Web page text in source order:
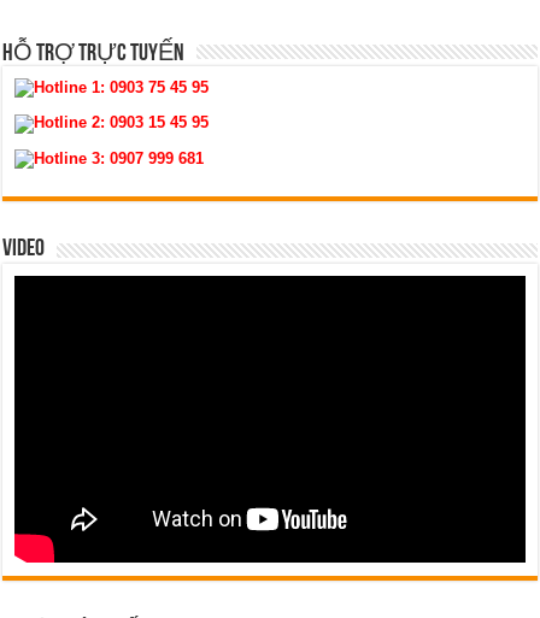
HỖ TRỢ TRỰC TUYẾN
Hotline 1:0903 75 45 95
Hotline 2:0903 15 45 95
Hotline 3:0907 999 681
VIDEO